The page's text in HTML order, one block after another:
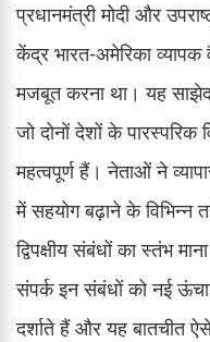
प्रधानमंत्री मोदी और
केंद्र भारत-अमेरिका व्यापक
मजबूत करना था। यह
जो दोनों देशों के
महत्वपूर्ण हैं। नेताओं ने
में सहयोग बढ़ाने के विभिन्न
द्विपक्षीय संबंधों का स्तंभ
संपर्क इन संबंधों को नई
दर्शाते हैं और यह बातचीत